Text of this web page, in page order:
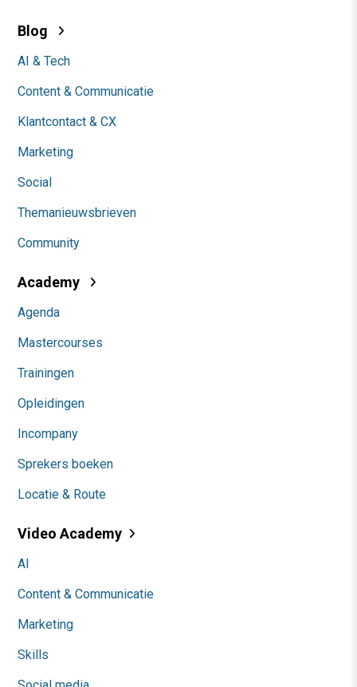
Blog
AI & Tech
Content & Communicatie
Klantcontact & CX
Marketing
Social
Themanieuwsbrieven
Community
Academy
Agenda
Mastercourses
Trainingen
Opleidingen
Incompany
Sprekers boeken
Locatie & Route
Video Academy
AI
Content & Communicatie
Marketing
Skills